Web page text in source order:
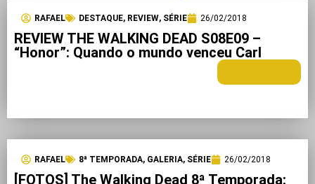
RAFAEL DESTAQUE, REVIEW, SÉRIE 26/02/2018
REVIEW THE WALKING DEAD S08E09 –
“Honor”: Quando o mundo venceu Carl
RAFAEL 8ª TEMPORADA, GALERIA, SÉRIE 26/02/2018
[FOTOS] The Walking Dead 8ª Temporada: